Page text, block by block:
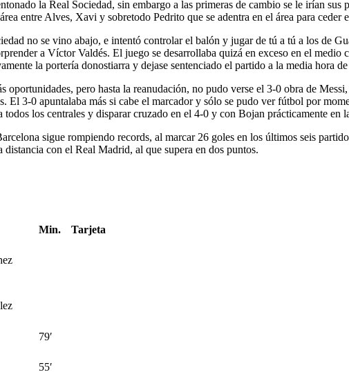
la Real Sociedad, sin embargo a las primeras de cambio se le irían
entre Alves, Xavi y sobretodo Pedrito que se adentra en el área para ceder
no se vino abajo, e intentó controlar el balón y jugar de tú a tú a los de
a Víctor Valdés. El juego se desarrollaba quizá en exceso en el
la portería donostiarra y dejase sentenciado el partido a la media hora
oportunidades, pero hasta la reanudación, no pudo verse el 3-0 obra de
El 3-0 apuntalaba más si cabe el marcador y sólo se pudo ver fútbol por
todos los centrales y disparar cruzado en el 4-0 y con Bojan prácticamente
sigue rompiendo records, al marcar 26 goles en los últimos seis
con el Real Madrid, al que supera en dos puntos.
Min.
Tarjeta
79′
55′